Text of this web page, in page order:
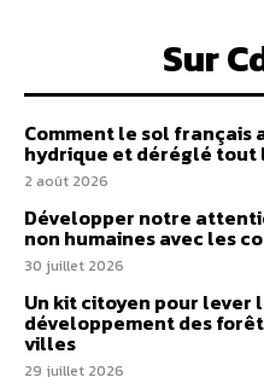
Sur
Comment le sol français
hydrique et déréglé
2 août 2026
Développer notre
non humaines avec les
30 juillet 2026
Un kit citoyen pour lever
développement des
villes
29 juillet 2026